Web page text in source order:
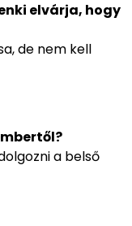
elvárja, hogy
de nem kell
a belső